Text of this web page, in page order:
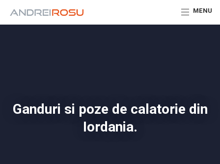
MENU
Ganduri si poze de calatorie din
Iordania.